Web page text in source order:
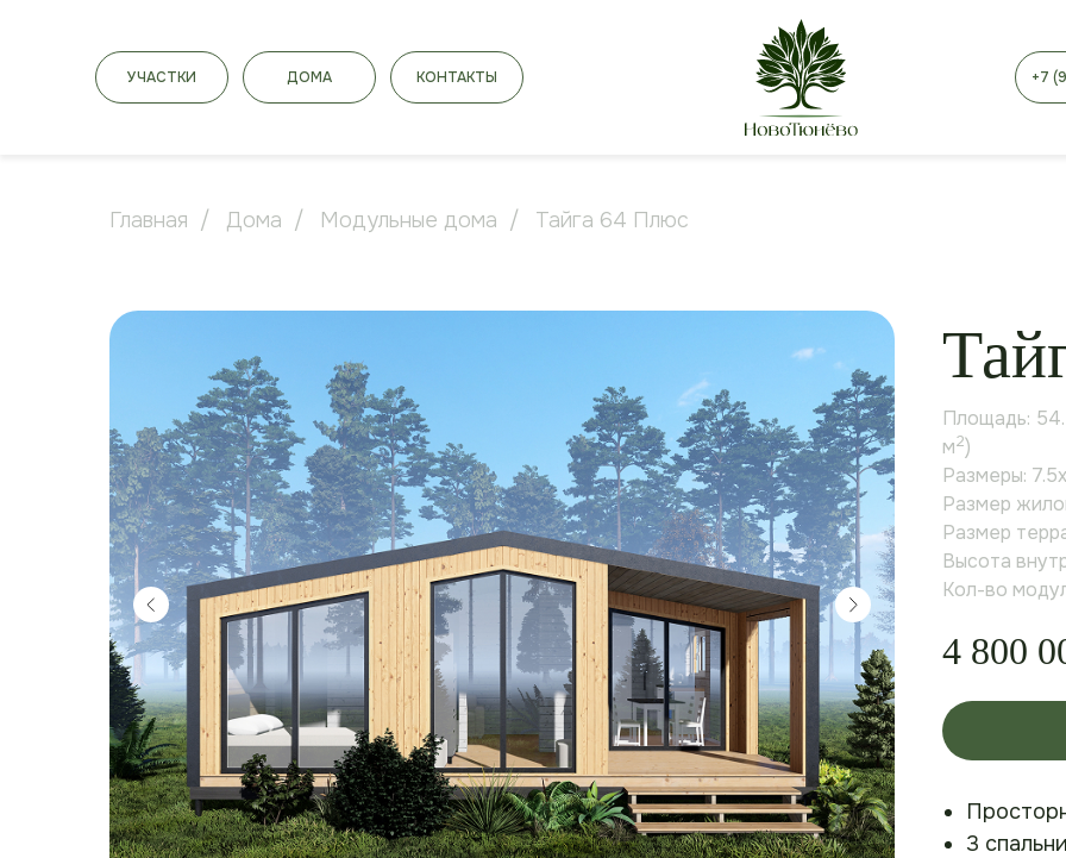
УЧАСТКИ ДОМА КОНТАКТЫ +7
Главная / Дома / Модульные дома / Тайга 64 Плюс
Площадь:
м2)
Размеры:
Размер
Размер
Высота
Кол-во
4 800
3